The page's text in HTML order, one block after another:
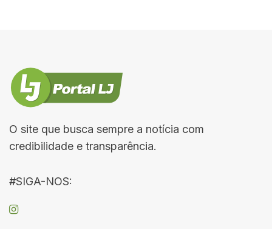
O site que busca sempre a notícia com
credibilidade e transparência.
#SIGA-NOS: